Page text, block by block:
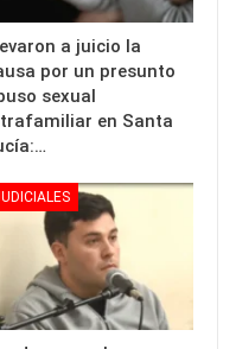
a juicio la
por un presunto
sexual
en Santa